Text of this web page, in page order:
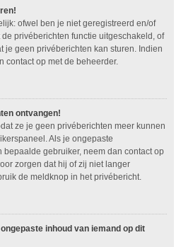
ofwel ben je niet geregistreerd en/of
privéberichten functie uitgeschakeld, of
je geen privéberichten kan sturen. Indien
contact op met de beheerder.
ontvangen!
ze je geen privéberichten meer kunnen
Als je ongepaste
gebruiker, neem dan contact op
zorgen dat hij of zij niet langer
de meldknop in het privébericht.
inhoud van iemand op dit